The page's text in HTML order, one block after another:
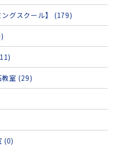
ングスクール】 (179)
教室 (29)
(0)